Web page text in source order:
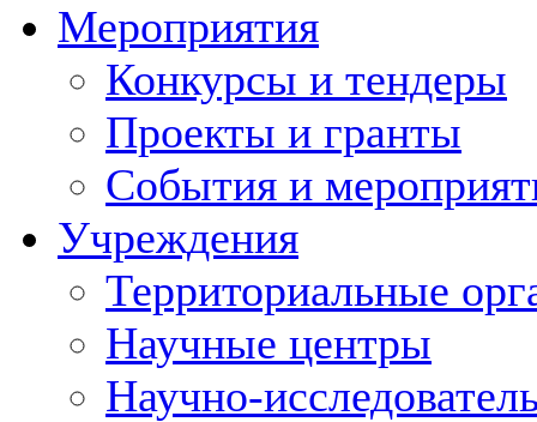
Мероприятия
Конкурсы и тендеры
Проекты и гранты
События и
Учреждения
Территориальные
Научные центры
Научно-